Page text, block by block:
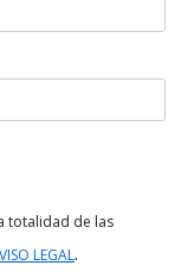
totalidad de las
LEGAL.